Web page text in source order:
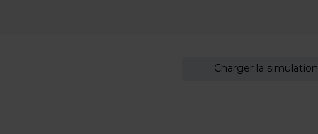
Charger la simulation